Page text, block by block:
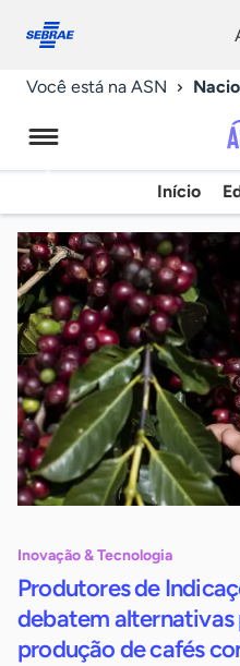
conosco
Você está na ASN
Início
Inovação & Tecnologia
Produtores de
debatem alternativas
produção de cafés